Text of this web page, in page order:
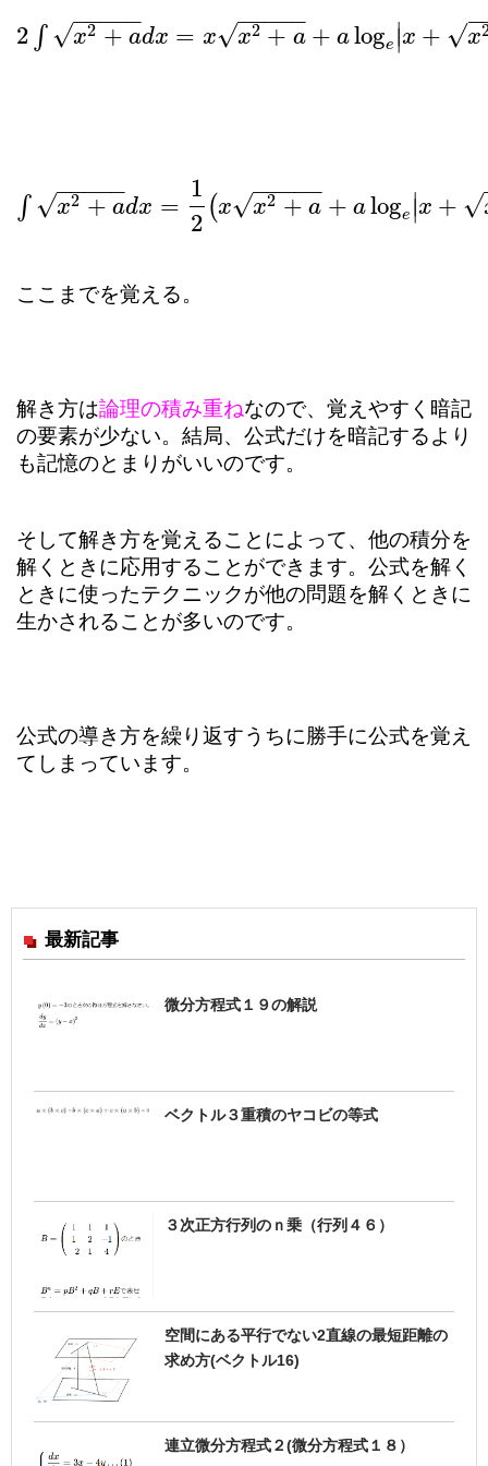
2 ∫ x2 + a
− −
−−−
√ dx = x x2 + a
− −
−−−
√ + aloge ∣∣x + x
−
√
2 x 2+adx =x x2+a +a loge|x+ x2 +a |
∫ x2 + a
− −
−−−
√ dx =
1
2
(x x2 + a
− −
−−−
√ + a loge ∣∣x + √
x 2+ad x=12(xx 2+ a+aloge|x+ x2 +a|)
ここまでを覚える。
解き方は論理の積み重ねなので、覚えやすく暗記
の要素が少ない。結局、公式だけを暗記するより
も記憶のとまりがいいのです。
そして解き方を覚えることによって、他の積分を
解くときに応用することができます。公式を解く
ときに使ったテクニックが他の問題を解くときに
生かされることが多いのです。
公式の導き方を繰り返すうちに勝手に公式を覚え
てしまっています。
最新記事
微分方程式１９の解説
ベクトル３重積のヤコビの等式
３次正方行列のｎ乗（行列４６）
空間にある平行でない2直線の最短距離の
求め方(ベクトル16)
連立微分方程式２(微分方程式１８）